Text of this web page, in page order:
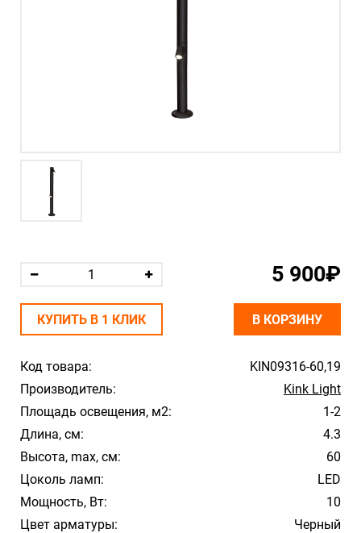
Код товара:
KIN09316-60,19
Производитель:
Kink Light
Площадь освещения, м2:
1-2
Длина, см:
4.3
Высота, max, см:
60
Цоколь ламп:
LED
Мощность, Вт:
10
Цвет арматуры:
Черный
5 900₽
КУПИТЬ В 1 КЛИК В КОРЗИНУ